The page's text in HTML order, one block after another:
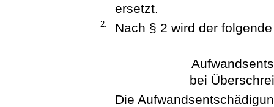
ersetzt.
2. Nach § 2 wird der
bei
Die